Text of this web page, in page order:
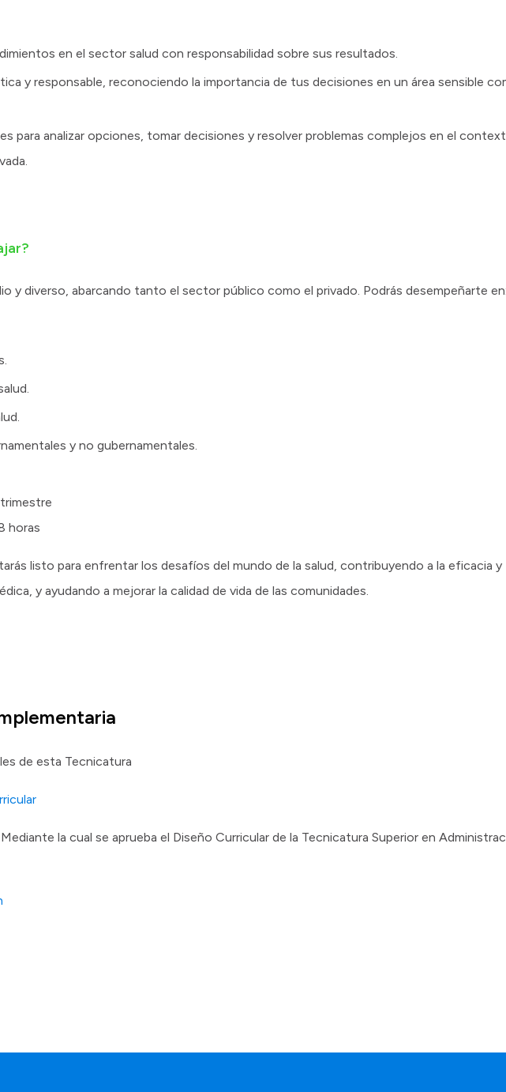
en el sector salud con responsabilidad sobre sus resultados.
y responsable, reconociendo la importancia de tus decisiones en un área sensible
para analizar opciones, tomar decisiones y resolver problemas complejos en el
y diverso, abarcando tanto el sector público como el privado. Podrás desempeñarte en:
y no gubernamentales.
horas
listo para enfrentar los desafíos del mundo de la salud, contribuyendo a la eficacia y
y ayudando a mejorar la calidad de vida de las comunidades.
de esta Tecnicatura
la cual se aprueba el Diseño Curricular de la Tecnicatura Superior en